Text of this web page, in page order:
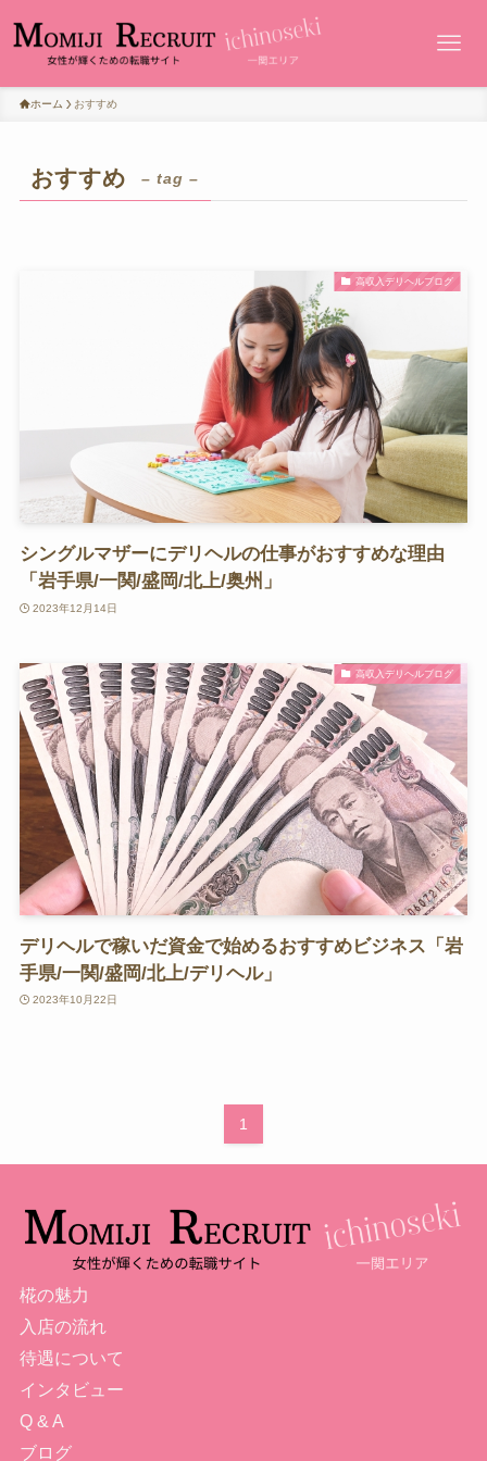
ホーム おすすめ
おすすめ – tag –
高収入デリヘルブログ
シングルマザーにデリヘルの仕事がおすすめな理由
「岩手県/一関/盛岡/北上/奥州」
2023年12月14日
高収入デリヘルブログ
デリヘルで稼いだ資金で始めるおすすめビジネス「岩
手県/一関/盛岡/北上/デリヘル」
2023年10月22日
1
椛の魅力
入店の流れ
待遇について
インタビュー
Q & A
ブログ